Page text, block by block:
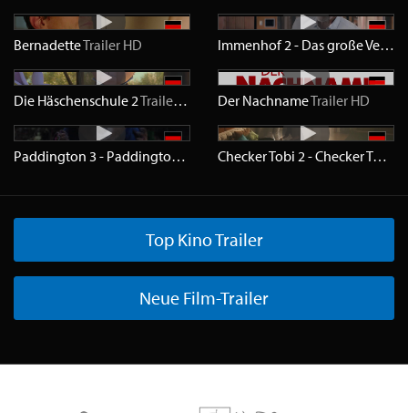
BernadetteTrailer HD Immenhof 2 - Das große Versprechen
Die Häschenschule 2Trailer HD Der NachnameTrailer HD
Paddington 3 - Paddington in Peru Trailer HD Checker Tobi 2 - Checker Tobi und die Reise zu den fliegenden Flüssen
Top Kino Trailer
Neue Film-Trailer